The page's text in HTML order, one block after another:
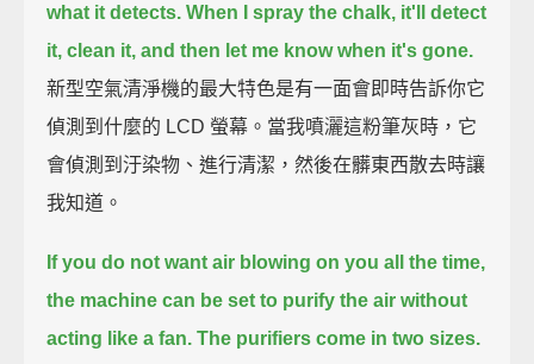
what it detects. When I spray the chalk, it'll detect
it, clean it, and then let me know when it's gone.
新型空氣清淨機的最大特色是有一面會即時告訴你它
偵測到什麼的 LCD 螢幕。當我噴灑這粉筆灰時，它
會偵測到汙染物、進行清潔，然後在髒東西散去時讓
我知道。
If you do not want air blowing on you all the time,
the machine can be set to purify the air without
acting like a fan. The purifiers come in two sizes.